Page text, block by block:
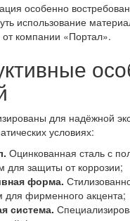
особенно
использование
компании «Портал».
для надёжной
условиях:
Оцинкованная сталь с
для защиты от коррозии;
форма.
для фирменного акцента;
система.